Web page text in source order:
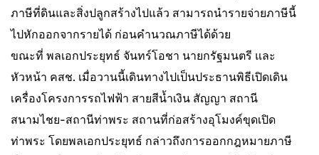
ภาษีที่ดินและสิ่งปลูกสร้างไปแล้ว สามารถนำรายจ่ายภาษีนี้
ไปหักออกจากรายได้ ก่อนคำนวณภาษีได้ด้วย
ขณะที่ พลเอกประยุทธ์ จันทร์โอชา นายกรัฐมนตรี และ
หัวหน้า คสช. เมื่อวานนี้เดินทางไปเป็นประธานพิธีเปิดเดิน
เครื่องโครงการรถไฟฟ้า สายสีน้ำเงิน สัญญา สถานี
สนามไชย-สถานีท่าพระ สถานที่ก่อสร้างอุโมงค์ขุดเปิด
ท่าพระ โดยพลเอกประยุทธ์ กล่าวถึงการออกกฎหมายภาษี